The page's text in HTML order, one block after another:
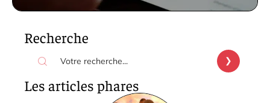
Recherche
Les articles phares